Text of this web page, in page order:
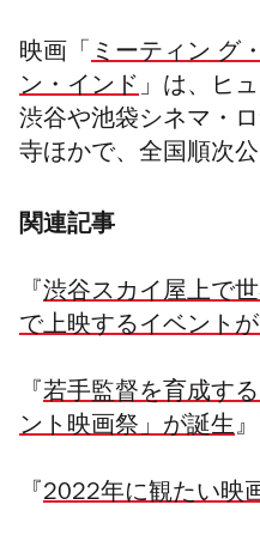
映画「 ミーティン グ
ン・インド」は、
ヒ
渋谷や池袋シネマ・
寺ほかで、全国順次公
関連記事
『 渋谷スカイ屋上で
で上映するイベント
『 若手監督を育成す
ント映画祭」が誕生』
『 2022年に観たい映